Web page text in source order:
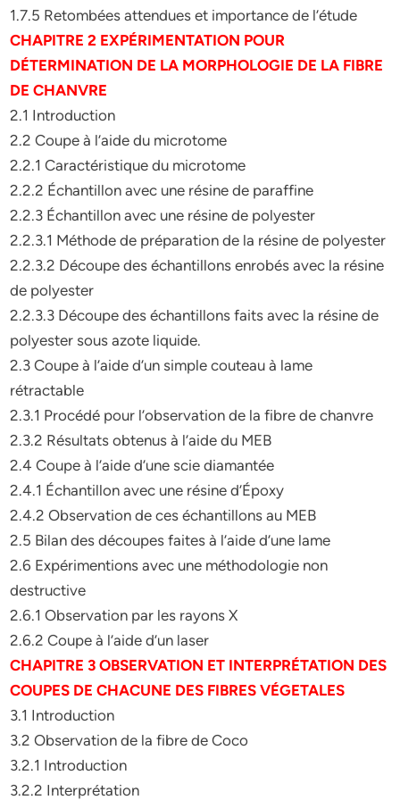
1.7.5 Retombées attendues et importance de l’étude
CHAPITRE 2 EXPÉRIMENTATION POUR
DÉTERMINATION DE LA MORPHOLOGIE DE LA FIBRE
DE CHANVRE
2.1 Introduction
2.2 Coupe à l’aide du microtome
2.2.1 Caractéristique du microtome
2.2.2 Échantillon avec une résine de paraffine
2.2.3 Échantillon avec une résine de polyester
2.2.3.1 Méthode de préparation de la résine de polyester
2.2.3.2 Découpe des échantillons enrobés avec la résine
de polyester
2.2.3.3 Découpe des échantillons faits avec la résine de
polyester sous azote liquide.
2.3 Coupe à l’aide d’un simple couteau à lame
rétractable
2.3.1 Procédé pour l’observation de la fibre de chanvre
2.3.2 Résultats obtenus à l’aide du MEB
2.4 Coupe à l’aide d’une scie diamantée
2.4.1 Échantillon avec une résine d’Époxy
2.4.2 Observation de ces échantillons au MEB
2.5 Bilan des découpes faites à l’aide d’une lame
2.6 Expérimentions avec une méthodologie non
destructive
2.6.1 Observation par les rayons X
2.6.2 Coupe à l’aide d’un laser
CHAPITRE 3 OBSERVATION ET INTERPRÉTATION DES
COUPES DE CHACUNE DES FIBRES VÉGETALES
3.1 Introduction
3.2 Observation de la fibre de Coco
3.2.1 Introduction
3.2.2 Interprétation